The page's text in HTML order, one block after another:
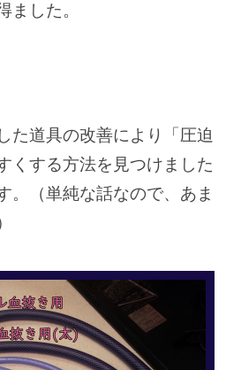
ました。
た道具の改善により「圧迫
くする方法を見つけました
。（単純な話なので、あま